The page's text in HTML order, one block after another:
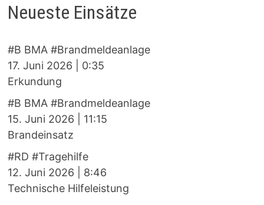
Neueste Einsätze
#B BMA #Brandmeldeanlage
17. Juni 2026
0:35
Erkundung
#B BMA #Brandmeldeanlage
15. Juni 2026
11:15
Brandeinsatz
#RD #Tragehilfe
12. Juni 2026
8:46
Technische Hilfeleistung